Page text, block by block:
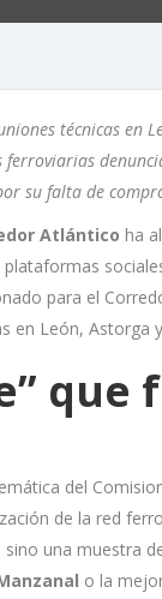
técnicas en
su falta de
Atlántico ha
para el
en León, Astorga
del
de la red
una muestra
o la